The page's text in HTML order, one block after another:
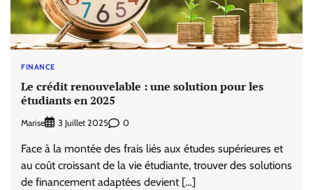
FINANCE
Le crédit renouvelable : une solution pour les
étudiants en 2025
Marise 3 Juillet 2025 0
Face à la montée des frais liés aux études supérieures et
au coût croissant de la vie étudiante, trouver des solutions
de financement adaptées devient […]